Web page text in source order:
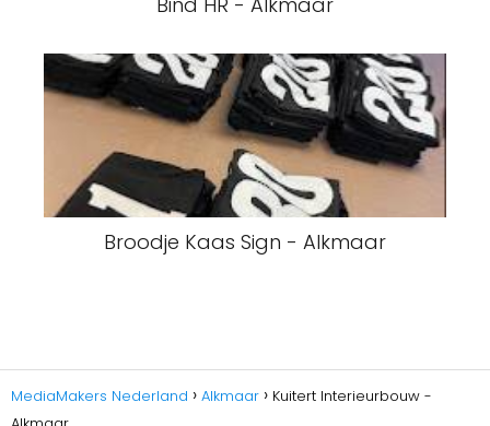
Broodje Kaas Sign - Alkmaar
MediaMakers Nederland Alkmaar
Kuitert Interieurbouw -